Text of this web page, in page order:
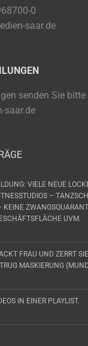
0
saar.de
senden Sie bitte
saar.de
VIELE NEUE
–
KEINE
UVM.
FRAU UND ZERRT
MASKIERUNG
IN EINER PLAYLIST.